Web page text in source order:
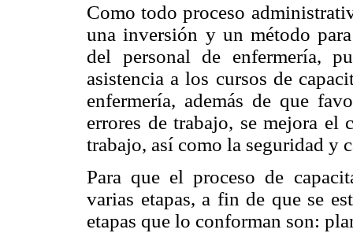
Como todo proceso
una inversión y un método
del personal de enfermería,
asistencia a los cursos de
enfermería, además de que
errores de trabajo, se mejora el
trabajo, así como la seguridad y
Para que el proceso de
varias etapas, a fin de que se
etapas que lo conforman son: